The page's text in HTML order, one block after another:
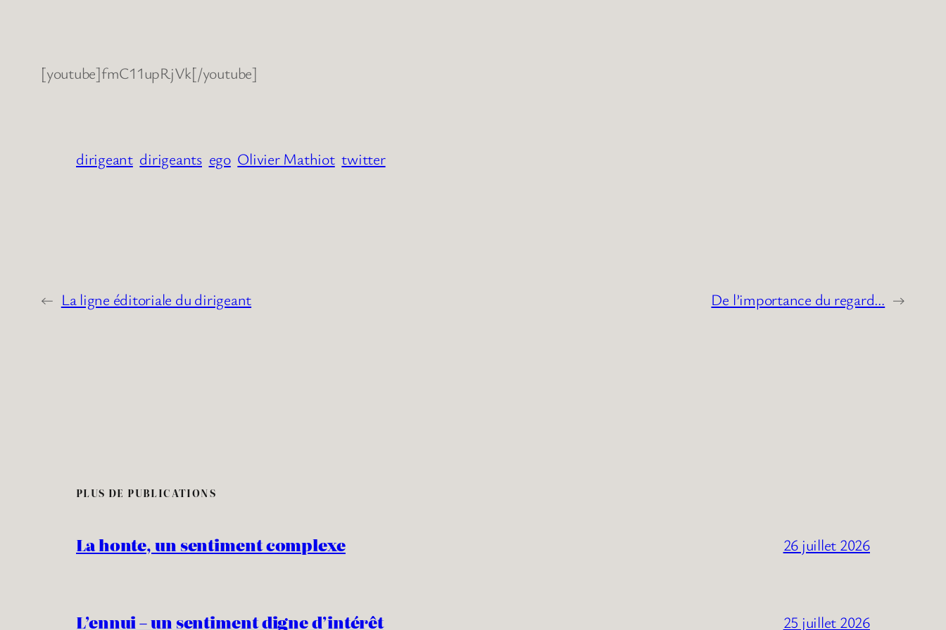
[youtube]fmC11upRjVk[/youtube]
dirigeant dirigeants ego Olivier Mathiot twitter
← La ligne éditoriale du dirigeant De l’importance du regard… →
PLUS DE PUBLICATIONS
La honte, un sentiment complexe 26 juillet 2026
L’ennui – un sentiment digne d’intérêt 25 juillet 2026